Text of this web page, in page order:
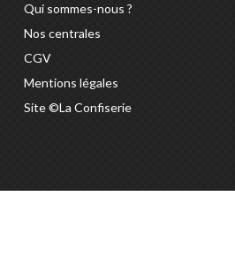
Qui sommes-nous ?
Nos centrales
CGV
Mentions légales
Site ©La Confiserie